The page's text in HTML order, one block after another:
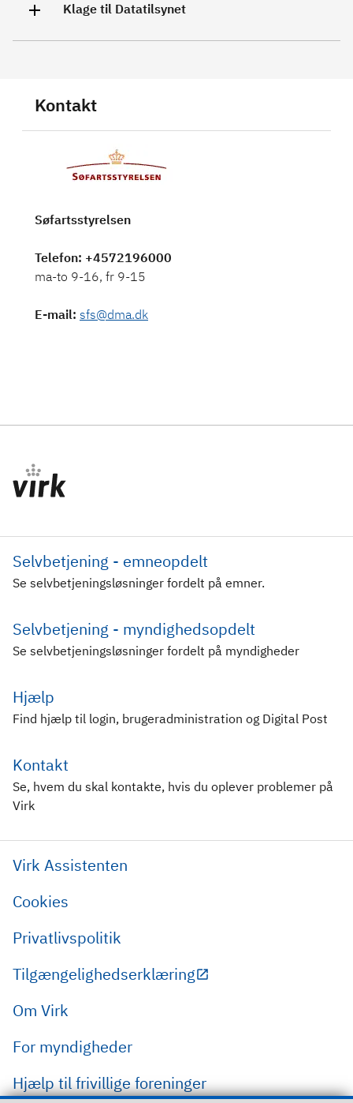
Klage til Datatilsynet
Kontakt
Søfartsstyrelsen
Telefon: +4572196000
ma-to 9-16, fr 9-15
E-mail: sfs@dma.dk
Selvbetjening - emneopdelt
Se selvbetjeningsløsninger fordelt på emner.
Selvbetjening - myndighedsopdelt
Se selvbetjeningsløsninger fordelt på myndigheder
Hjælp
Find hjælp til login, brugeradministration og Digital Post
Kontakt
Se, hvem du skal kontakte, hvis du oplever problemer på
Virk
Virk Assistenten
Cookies
Privatlivspolitik
Tilgængelighedserklæring
Om Virk
For myndigheder
Hjælp til frivillige foreninger